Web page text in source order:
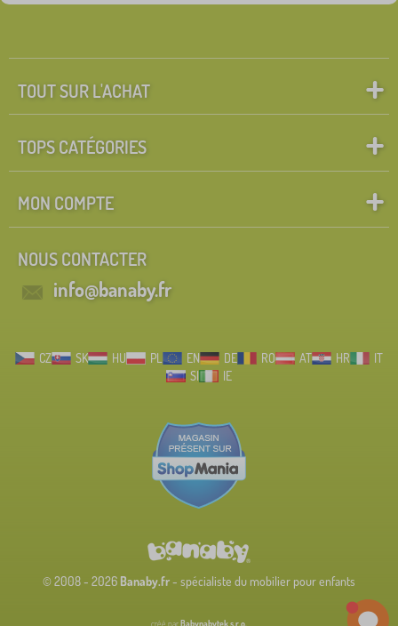
TOUT SUR L'ACHAT
TOPS CATÉGORIES
MON COMPTE
NOUS CONTACTER
info@banaby.fr
CZ SK HU PL EN DE RO AT HR
IT
SI
IE
© 2008 - 2026 Banaby.fr- spécialiste du mobilier pour enfants
créé parBabynabytek s.r.o.